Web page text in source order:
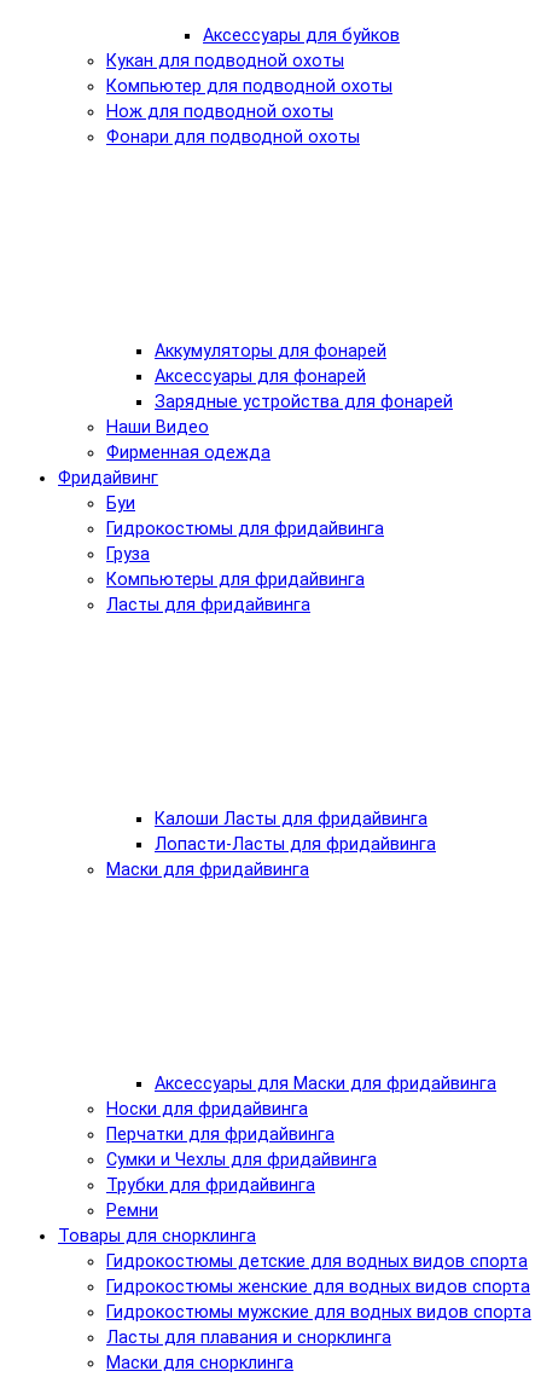
Аксессуары для буйков
Кукан для подводной охоты
Компьютер для подводной охоты
Нож для подводной охоты
Фонари для подводной охоты
Аккумуляторы для фонарей
Аксессуары для фонарей
Зарядные устройства для фонарей
Наши Видео
Фирменная одежда
Фридайвинг
Буи
Гидрокостюмы для фридайвинга
Груза
Компьютеры для фридайвинга
Ласты для фридайвинга
Калоши Ласты для фридайвинга
Лопасти-Ласты для фридайвинга
Маски для фридайвинга
Аксессуары для Маски для фридайвинга
Носки для фридайвинга
Перчатки для фридайвинга
Сумки и Чехлы для фридайвинга
Трубки для фридайвинга
Ремни
Товары для снорклинга
Гидрокостюмы детские для водных видов спорта
Гидрокостюмы женские для водных видов спорта
Гидрокостюмы мужские для водных видов спорта
Ласты для плавания и снорклинга
Маски для снорклинга